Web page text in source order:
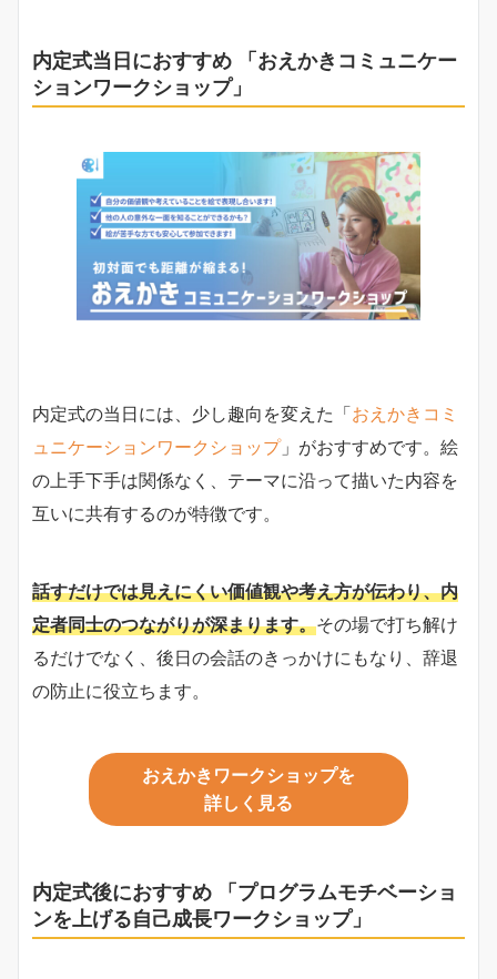
内定式当日におすすめ 「おえかきコミュニケー
ションワークショップ」
内定式の当日には、少し趣向を変えた「おえかきコミ
ュニケーションワークショップ」がおすすめです。絵
の上手下手は関係なく、テーマに沿って描いた内容を
互いに共有するのが特徴です。
話すだけでは見えにくい価値観や考え方が伝わり、内
定者同士のつながりが深まります。その場で打ち解け
るだけでなく、後日の会話のきっかけにもなり、辞退
の防止に役立ちます。
おえかきワークショップを
詳しく見る
内定式後におすすめ 「プログラムモチベーショ
ンを上げる自己成長ワークショップ」